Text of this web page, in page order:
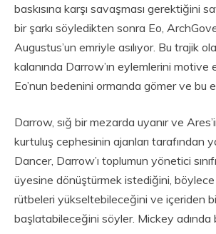
baskısına karşı savaşması gerektiğini
bir şarkı söyledikten sonra Eo,
Augustus’un emriyle asılıyor. Bu trajik
kalanında Darrow’ın eylemlerini motive
Eo’nun bedenini ormanda gömer ve bu
Darrow, sığ bir mezarda uyanır ve
kurtuluş cephesinin ajanları tarafından
Dancer, Darrow’ı toplumun yönetici
üyesine dönüştürmek istediğini, böylece
rütbeleri yükseltebileceğini ve içeriden
başlatabileceğini söyler. Mickey adında